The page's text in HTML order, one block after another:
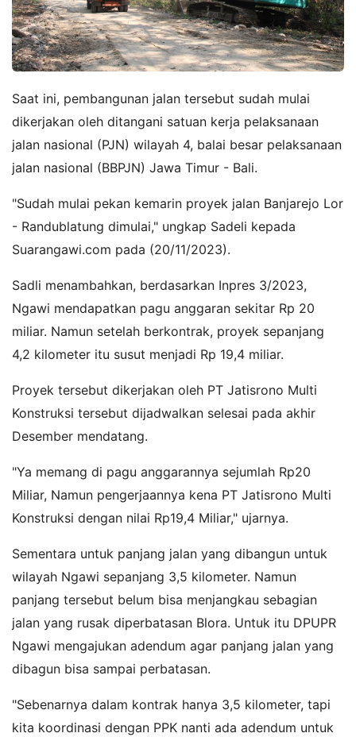
Saat ini, pembangunan jalan tersebut sudah mulai
dikerjakan oleh ditangani satuan kerja pelaksanaan
jalan nasional (PJN) wilayah 4, balai besar pelaksanaan
jalan nasional (BBPJN) Jawa Timur - Bali.
"Sudah mulai pekan kemarin proyek jalan Banjarejo Lor
- Randublatung dimulai," ungkap Sadeli kepada
Suarangawi.com pada (20/11/2023).
Sadli menambahkan, berdasarkan Inpres 3/2023,
Ngawi mendapatkan pagu anggaran sekitar Rp 20
miliar. Namun setelah berkontrak, proyek sepanjang
4,2 kilometer itu susut menjadi Rp 19,4 miliar.
Proyek tersebut dikerjakan oleh PT Jatisrono Multi
Konstruksi tersebut dijadwalkan selesai pada akhir
Desember mendatang.
"Ya memang di pagu anggarannya sejumlah Rp20
Miliar, Namun pengerjaannya kena PT Jatisrono Multi
Konstruksi dengan nilai Rp19,4 Miliar," ujarnya.
Sementara untuk panjang jalan yang dibangun untuk
wilayah Ngawi sepanjang 3,5 kilometer. Namun
panjang tersebut belum bisa menjangkau sebagian
jalan yang rusak diperbatasan Blora. Untuk itu DPUPR
Ngawi mengajukan adendum agar panjang jalan yang
dibagun bisa sampai perbatasan.
"Sebenarnya dalam kontrak hanya 3,5 kilometer, tapi
kita koordinasi dengan PPK nanti ada adendum untuk